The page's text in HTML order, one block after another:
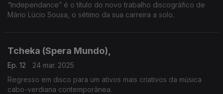
“Independance” é o título do novo trabalho discográfico de
Mário Lúcio Sousa, o sétimo da sua carreira a solo.
Tcheka (Spera Mundo),
Ep. 12
24 mar. 2025
Regresso em disco para um ativos mais criativos da música
cabo-verdiana contemporânea.